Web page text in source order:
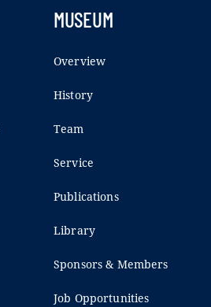
MUSEUM
Overview
History
Team
Service
Publications
Library
Sponsors & Members
Job Opportunities